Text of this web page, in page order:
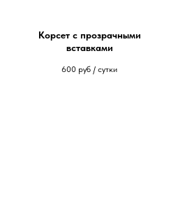
Корсет с прозрачными
вставками
600 руб / сутки